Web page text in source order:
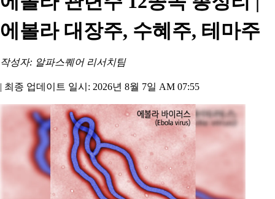
에볼라 대장주, 수혜주, 테마주
작성자: 알파스퀘어 리서치팀
| 최종 업데이트 일시: 2026년 8월 7일 AM 07:55